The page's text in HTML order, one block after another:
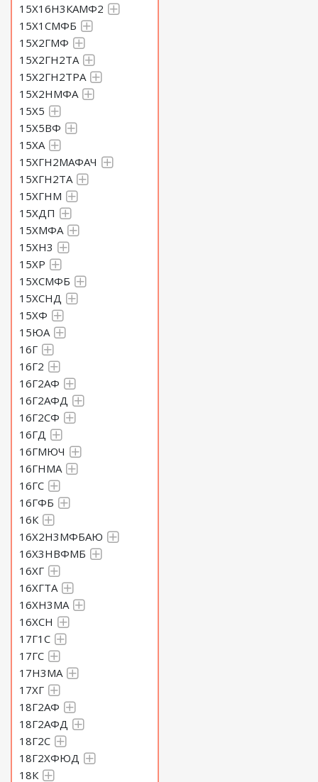
15Х16Н3КАМФ2
15Х1СМФБ
15Х2ГМФ
15Х2ГН2ТА
15Х2ГН2ТРА
15Х2НМФА
15Х5
15Х5ВФ
15ХА
15ХГН2МАФАЧ
15ХГН2ТА
15ХГНМ
15ХДП
15ХМФА
15ХН3
15ХР
15ХСМФБ
15ХСНД
15ХФ
15ЮА
16Г
16Г2
16Г2АФ
16Г2АФД
16Г2СФ
16ГД
16ГМЮЧ
16ГНМА
16ГС
16ГФБ
16К
16Х2Н3МФБАЮ
16Х3НВФМБ
16ХГ
16ХГТА
16ХН3МА
16ХСН
17Г1С
17ГС
17Н3МА
17ХГ
18Г2АФ
18Г2АФД
18Г2С
18Г2ХФЮД
18К